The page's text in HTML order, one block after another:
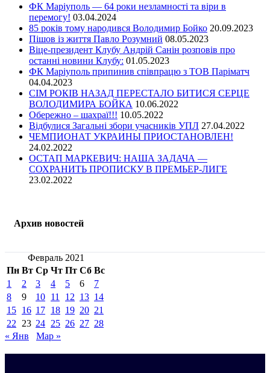
ФК Маріуполь — 64 роки незламності та віри в
перемогу! 03.04.2024
85 років тому народився Володимир Бойко 20.09.2023
Пішов із життя Павло Розумний 08.05.2023
Віце-президент Клубу Андрій Санін розповів про
останні новини Клубу: 01.05.2023
ФК Маріуполь припинив співпрацю з ТОВ Паріматч
04.04.2023
СІМ РОКІВ НАЗАД ПЕРЕСТАЛО БИТИСЯ СЕРЦЕ
ВОЛОДИМИРА БОЙКА 10.06.2022
Обережно – шахраї!!! 10.05.2022
Відбулися Загальні збори учасників УПЛ 27.04.2022
ЧЕМПИОНАТ УКРАИНЫ ПРИОСТАНОВЛЕН!
24.02.2022
ОСТАП МАРКЕВИЧ: НАША ЗАДАЧА —
СОХРАНИТЬ ПРОПИСКУ В ПРЕМЬЕР-ЛИГЕ
23.02.2022
Архив новостей
Февраль 2021
Пн Вт Ср Чт Пт Сб Вс
1
2 3 4 5 6
7
8
9 10 11 12 13 14
15 16 17 18 19 20 21
22
23 24 25 26 27 28
« Янв
Мар »